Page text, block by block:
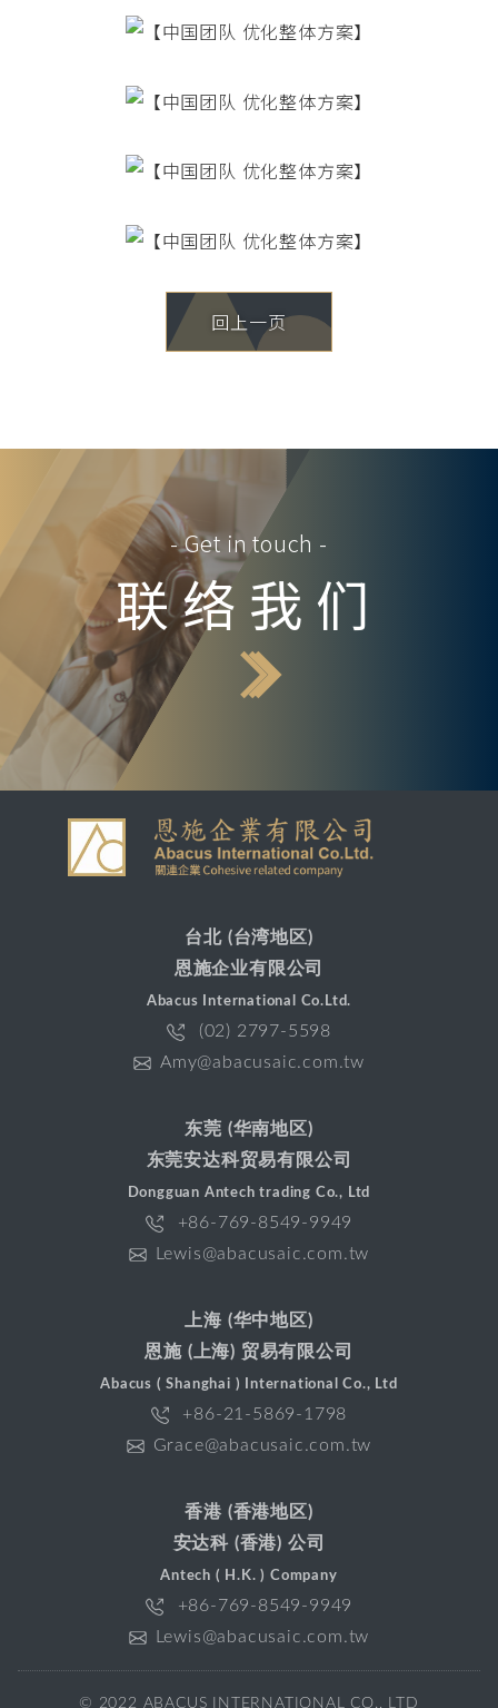
回上一页
- Get in touch -
联络我们
台北 (台湾地区)
恩施企业有限公司
Abacus International Co.Ltd.
(02) 2797-5598
Amy@abacusaic.com.tw
东莞 (华南地区)
东莞安达科贸易有限公司
Dongguan Antech trading Co., Ltd
+86-769-8549-9949
Lewis@abacusaic.com.tw
上海 (华中地区)
恩施 (上海) 贸易有限公司
Abacus ( Shanghai ) International Co., Ltd
+86-21-5869-1798
Grace@abacusaic.com.tw
香港 (香港地区)
安达科 (香港) 公司
Antech ( H.K. ) Company
+86-769-8549-9949
Lewis@abacusaic.com.tw
© 2022 ABACUS INTERNATIONAL CO., LTD